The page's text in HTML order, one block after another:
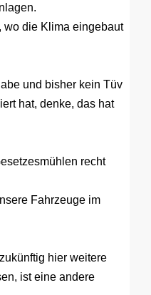
wo die Klima eingebaut
und bisher kein Tüv
hat, denke, das hat
recht
Fahrzeuge im
hier weitere
ist eine andere